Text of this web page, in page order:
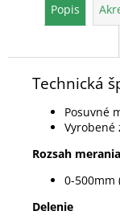
Popis
Technická
Posuvné
Vyrobené
Rozsah merania
0-500mm
Delenie